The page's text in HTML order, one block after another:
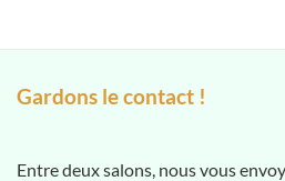
Gardons le contact !
Entre deux salons, nous vous